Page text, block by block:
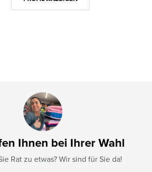
Ihnen bei Ihrer Wahl
Rat zu etwas? Wir sind für Sie da!